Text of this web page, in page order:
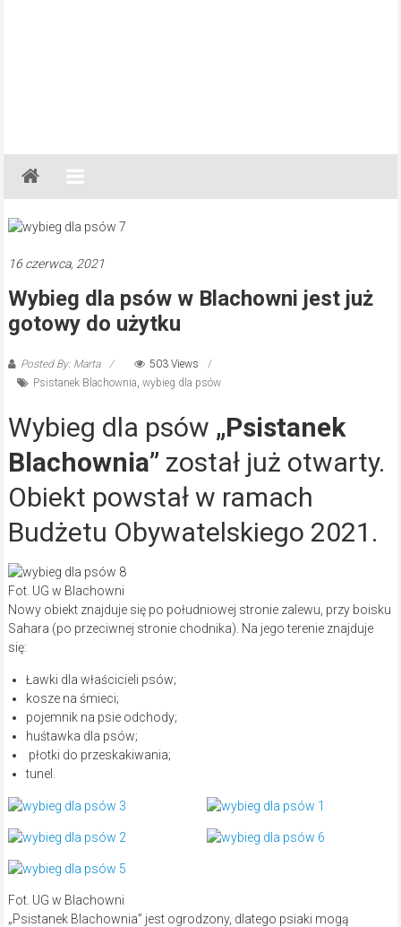
Gazeta
Regionalna
Częstochowa,
Lubliniec,
16 czerwca, 2021
Wybieg dla psów w Blachowni jest już
gotowy do użytku
Posted By: Marta
503 Views
Psistanek Blachownia, wybieg dla psów
Wybieg dla psów „Psistanek
Blachownia” został już otwarty.
Obiekt powstał w ramach
Budżetu Obywatelskiego 2021.
Fot. UG w Blachowni
Nowy obiekt znajduje się po południowej stronie zalewu, przy boisku
Sahara (po przeciwnej stronie chodnika). Na jego terenie znajduje
się:
Ławki dla właścicieli psów;
kosze na śmieci;
pojemnik na psie odchody;
huśtawka dla psów;
płotki do przeskakiwania;
tunel.
Fot. UG w Blachowni
„Psistanek Blachownia” jest ogrodzony, dlatego psiaki mogą